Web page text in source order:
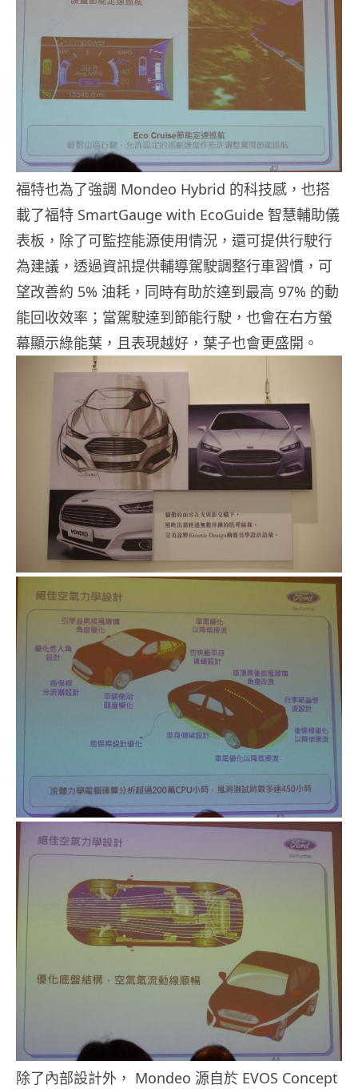
福特也為了強調 Mondeo Hybrid 的科技感，也搭
載了福特 SmartGauge with EcoGuide 智慧輔助儀
表板，除了可監控能源使用情況，還可提供行駛行
為建議，透過資訊提供輔導駕駛調整行車習慣，可
望改善約 5% 油耗，同時有助於達到最高 97% 的動
能回收效率；當駕駛達到節能行駛，也會在右方螢
幕顯示綠能葉，且表現越好，葉子也會更盛開。
除了內部設計外， Mondeo 源自於 EVOS Concept